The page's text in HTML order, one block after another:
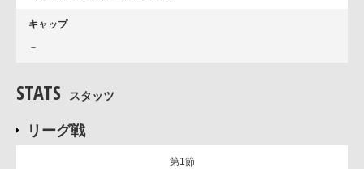
キャップ
－
STATS スタッツ
リーグ戦
第1節